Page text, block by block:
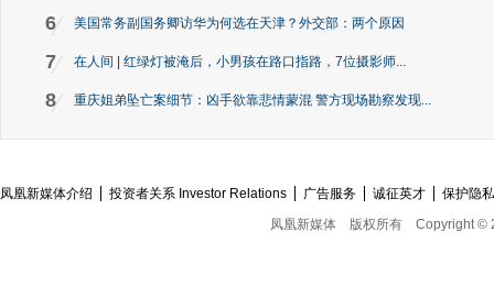
6 美国常务副国务卿访华为何选在天津？外交部：两个原因
7 在人间 | 红绿灯被淹后，小男孩在路口指路，7位摄影师...
8 重庆姐弟坠亡案细节：凶手欲靠悲情蒙混 警方现场勘察发现...
凤凰新媒体介绍 投资者关系 Investor Relations 广告服务 诚征英才
保护隐
凤凰新媒体
版权所有 Copyright ©